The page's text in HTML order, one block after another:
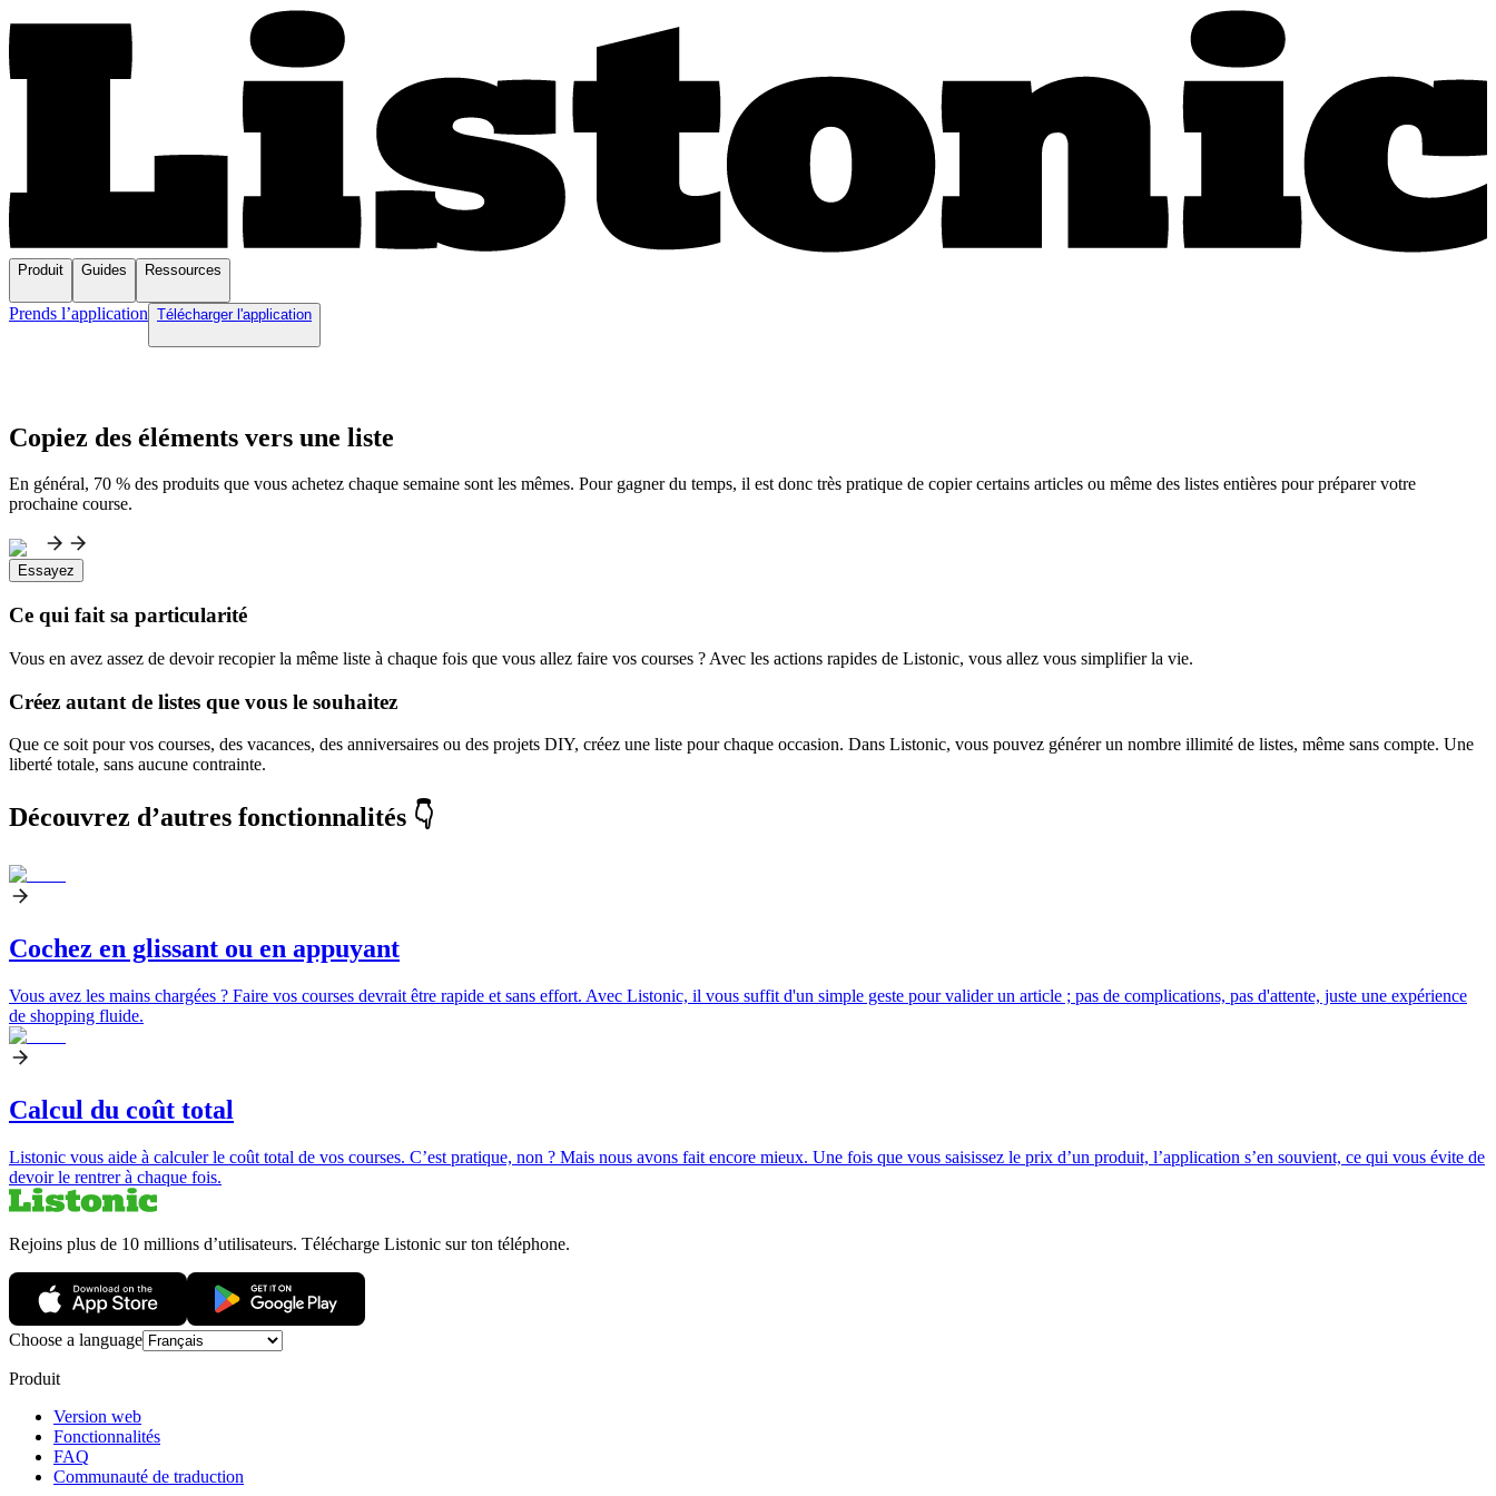
Produit Guides Ressources
Prends l’application Télécharger l'application
Copiez des éléments vers une liste
En général, 70 % des produits que vous achetez chaque semaine sont les mêmes. Pour gagner du temps, il est donc très pratique de copier certains articles ou même des listes entières pour préparer votre
prochaine course.
Essayez
Ce qui fait sa particularité
Vous en avez assez de devoir recopier la même liste à chaque fois que vous allez faire vos courses ? Avec les actions rapides de Listonic, vous allez vous simplifier la vie.
Créez autant de listes que vous le souhaitez
Que ce soit pour vos courses, des vacances, des anniversaires ou des projets DIY, créez une liste pour chaque occasion. Dans Listonic, vous pouvez générer un nombre illimité de listes, même sans compte. Une
liberté totale, sans aucune contrainte.
Découvrez d’autres fonctionnalités 👇
Cochez en glissant ou en appuyant
Vous avez les mains chargées ? Faire vos courses devrait être rapide et sans effort. Avec Listonic, il vous suffit d'un simple geste pour valider un article ; pas de complications, pas d'attente, juste une expérience
de shopping fluide.
Calcul du coût total
Listonic vous aide à calculer le coût total de vos courses. C’est pratique, non ? Mais nous avons fait encore mieux. Une fois que vous saisissez le prix d’un produit, l’application s’en souvient, ce qui vous évite de
devoir le rentrer à chaque fois.
Rejoins plus de 10 millions d’utilisateurs. Télécharge Listonic sur ton téléphone.
Choose a language
Produit
Version web
Fonctionnalités
FAQ
Communauté de traduction